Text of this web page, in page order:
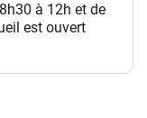
à 12h et de
est ouvert